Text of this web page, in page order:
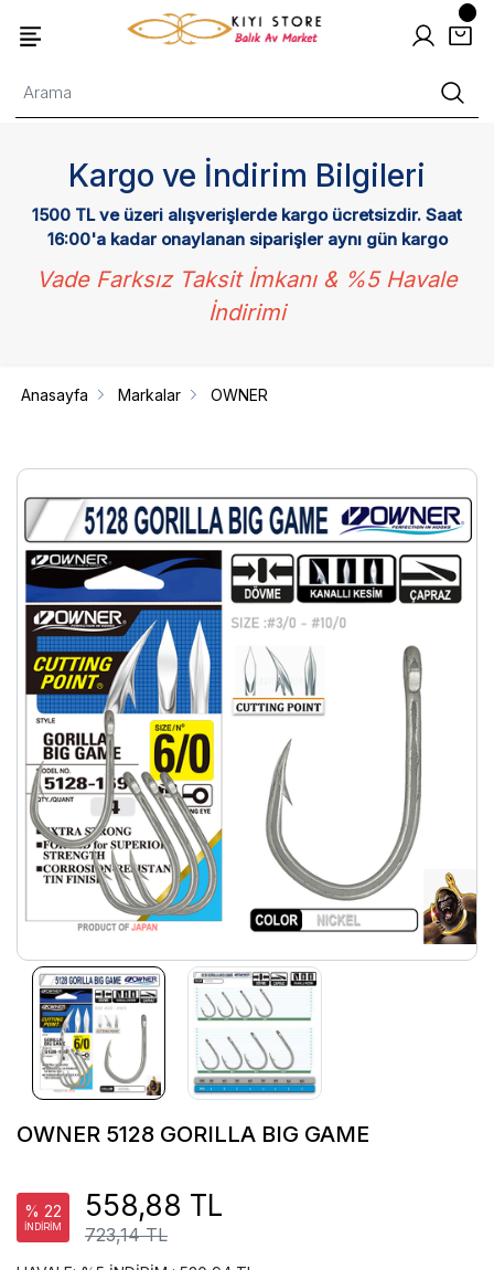
Kargo ve İndirim Bilgileri
1500 TL ve üzeri alışverişlerde kargo ücretsizdir. Saat
16:00'a kadar onaylanan siparişler aynı gün kargo
Vade Farksız Taksit İmkanı & %5 Havale
İndirimi
Anasayfa Markalar OWNER
OWNER 5128 GORILLA BIG GAME
% 22
İNDİRİM 723,14 TL
558,88 TL